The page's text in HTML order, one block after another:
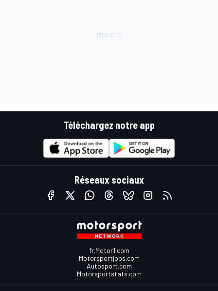
Téléchargez notre app
Réseaux sociaux
fr.Motor1.com
Motorsportjobs.com
Autosport.com
Motorsportstats.com